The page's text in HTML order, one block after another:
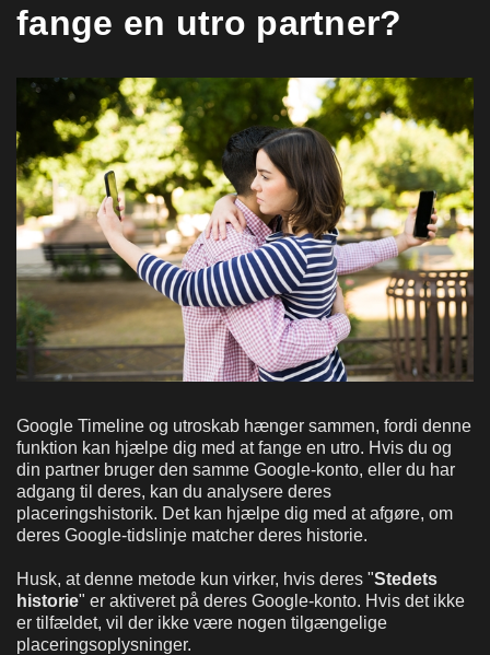
fange en utro partner?
Google Timeline og utroskab hænger sammen, fordi denne
funktion kan hjælpe dig med at fange en utro. Hvis du og
din partner bruger den samme Google-konto, eller du har
adgang til deres, kan du analysere deres
placeringshistorik. Det kan hjælpe dig med at afgøre, om
deres Google-tidslinje matcher deres historie.
Husk, at denne metode kun virker, hvis deres "Stedets
historie" er aktiveret på deres Google-konto. Hvis det ikke
er tilfældet, vil der ikke være nogen tilgængelige
placeringsoplysninger.